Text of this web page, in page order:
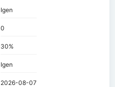
Igen
0
30%
Igen
2026-08-07